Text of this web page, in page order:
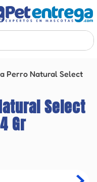
Perro Natural Select
Select
Gr